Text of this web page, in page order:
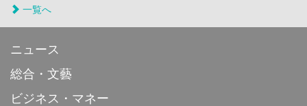
一覧へ
ニュース
総合・文藝
ビジネス・マネー